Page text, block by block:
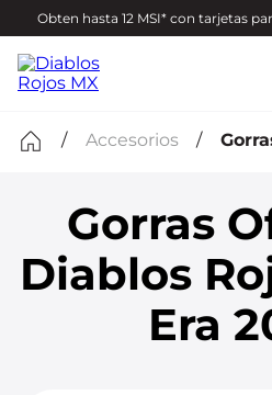
Obten hasta 12 MSI* con tarjetas
Accesorios
Gorras
Diablos
Era